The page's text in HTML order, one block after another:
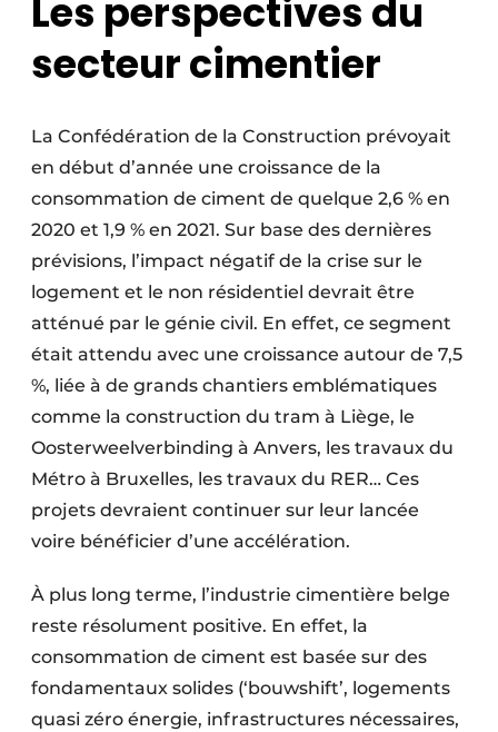
Les perspectives du
secteur cimentier
La Confédération de la Construction prévoyait
en début d’année une croissance de la
consommation de ciment de quelque 2,6 % en
2020 et 1,9 % en 2021. Sur base des dernières
prévisions, l’impact négatif de la crise sur le
logement et le non résidentiel devrait être
atténué par le génie civil. En effet, ce segment
était attendu avec une croissance autour de 7,5
%, liée à de grands chantiers emblématiques
comme la construction du tram à Liège, le
Oosterweelverbinding à Anvers, les travaux du
Métro à Bruxelles, les travaux du RER… Ces
projets devraient continuer sur leur lancée
voire bénéficier d’une accélération.
À plus long terme, l’industrie cimentière belge
reste résolument positive. En effet, la
consommation de ciment est basée sur des
fondamentaux solides (‘bouwshift’, logements
quasi zéro énergie, infrastructures nécessaires,